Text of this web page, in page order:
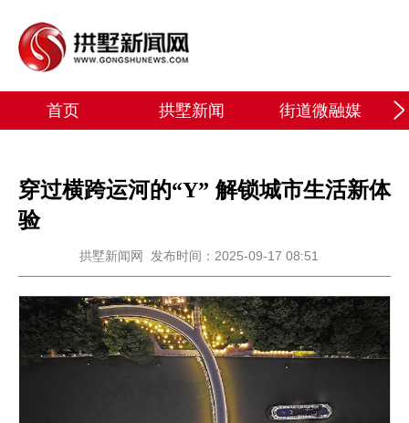
首页 拱墅新闻 街道微融媒
穿过横跨运河的“Y” 解锁城市生活新体
验
拱墅新闻网 发布时间：2025-09-17 08:51